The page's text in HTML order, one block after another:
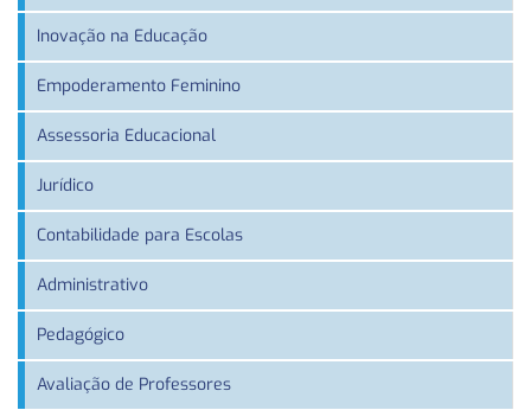
Inovação na Educação
Empoderamento Feminino
Assessoria Educacional
Jurídico
Contabilidade para Escolas
Administrativo
Pedagógico
Avaliação de Professores